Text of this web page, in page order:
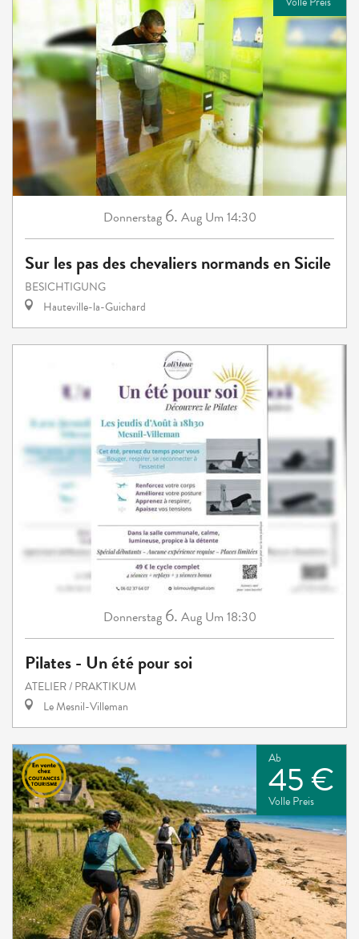
Donnerstag 6. Aug Um 14:30
Sur les pas des chevaliers normands en Sicile
BESICHTIGUNG
Hauteville-la-Guichard
Donnerstag 6. Aug Um 18:30
Pilates - Un été pour soi
ATELIER / PRAKTIKUM
Le Mesnil-Villeman
Ab
45 €
Volle Preis